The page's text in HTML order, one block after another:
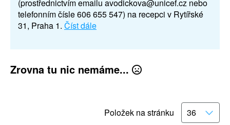
(prostřednictvím emailu avodickova@unicef.cz nebo
telefonním čísle 606 655 547) na recepci v Rytířské
31, Praha 1. Číst dále
Zrovna tu nic nemáme...
Položek na stránku